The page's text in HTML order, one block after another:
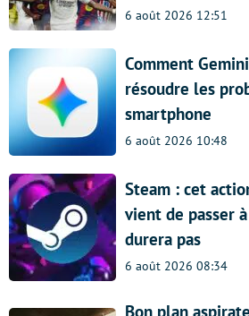
6 août 2026 12:51
Comment
résoudre les
smartphone
6 août 2026 10:48
Steam : cet
vient de passer
durera pas
6 août 2026 08:34
Bon plan